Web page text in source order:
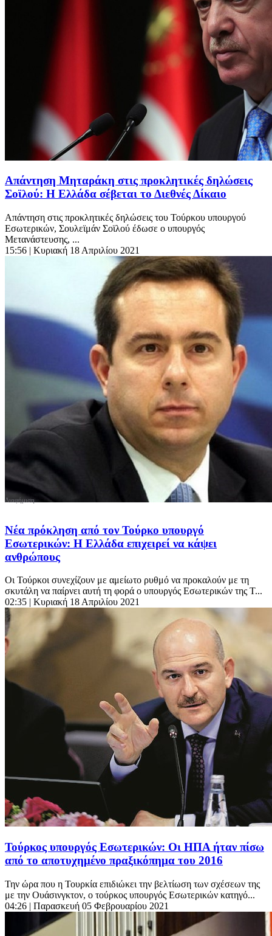
Απάντηση Μηταράκη στις προκλητικές δηλώσεις
Σοϊλού: Η Ελλάδα σέβεται το Διεθνές Δίκαιο
Απάντηση στις προκλητικές δηλώσεις του Τούρκου υπουργού
Εσωτερικών, Σουλεϊμάν Σοϊλού έδωσε ο υπουργός
Μετανάστευσης, ...
15:56 | Κυριακή 18 Απριλίου 2021
Νέα πρόκληση από τον Τούρκο υπουργό
Εσωτερικών: Η Ελλάδα επιχειρεί να κάψει
ανθρώπους
Οι Τούρκοι συνεχίζουν με αμείωτο ρυθμό να προκαλούν με τη
σκυτάλη να παίρνει αυτή τη φορά ο υπουργός Εσωτερικών της Τ...
02:35 | Κυριακή 18 Απριλίου 2021
Τούρκος υπουργός Εσωτερικών: Οι ΗΠΑ ήταν πίσω
από το αποτυχημένο πραξικόπημα του 2016
Την ώρα που η Τουρκία επιδιώκει την βελτίωση των σχέσεων της
με την Ουάσινγκτον, ο τούρκος υπουργός Εσωτερικών κατηγό...
04:26 | Παρασκευή 05 Φεβρουαρίου 2021